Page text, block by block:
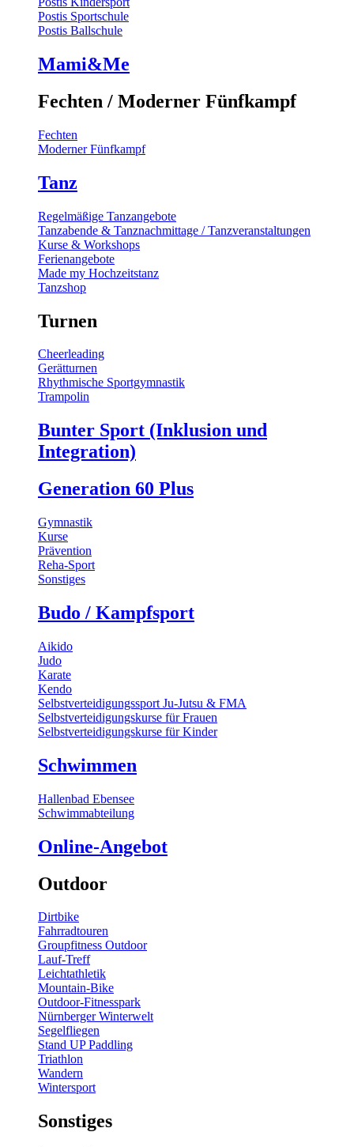
Postis Sportschule
Postis Ballschule
Mami&Me
Fechten / Moderner Fünfkampf
Fechten
Moderner Fünfkampf
Tanz
Regelmäßige Tanzangebote
Tanzabende & Tanznachmittage / Tanzveranstaltungen
Kurse & Workshops
Ferienangebote
Made my Hochzeitstanz
Tanzshop
Turnen
Cheerleading
Gerätturnen
Rhythmische Sportgymnastik
Trampolin
Bunter Sport (Inklusion und
Integration)
Generation 60 Plus
Gymnastik
Kurse
Prävention
Reha-Sport
Sonstiges
Budo / Kampfsport
Aikido
Judo
Karate
Kendo
Selbstverteidigungssport Ju-Jutsu & FMA
Selbstverteidigungskurse für Frauen
Selbstverteidigungskurse für Kinder
Schwimmen
Hallenbad Ebensee
Schwimmabteilung
Online-Angebot
Outdoor
Dirtbike
Fahrradtouren
Groupfitness Outdoor
Lauf-Treff
Leichtathletik
Mountain-Bike
Outdoor-Fitnesspark
Nürnberger Winterwelt
Segelfliegen
Stand UP Paddling
Triathlon
Wandern
Wintersport
Sonstiges